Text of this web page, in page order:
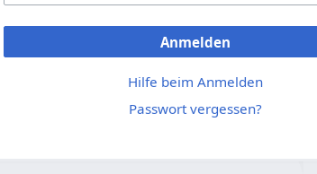
Anmelden
Hilfe beim Anmelden
Passwort vergessen?